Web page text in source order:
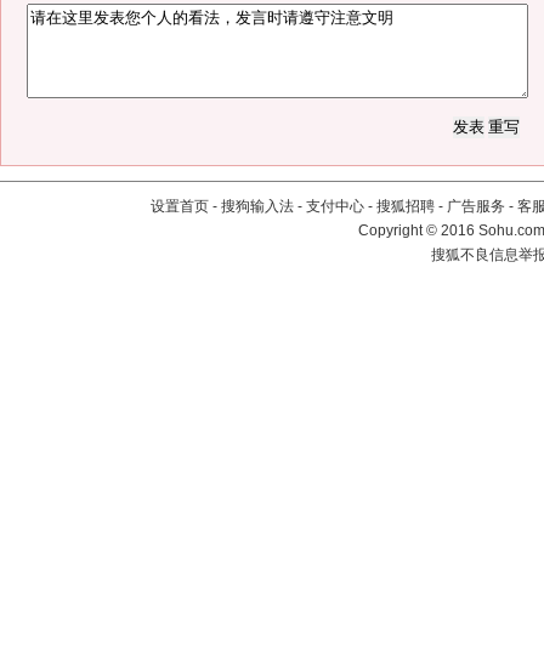
设置首页 - 搜狗输入法 - 支付中心 - 搜狐招聘 - 广告服务 - 客
Copyright©2016
搜狐不良信息举